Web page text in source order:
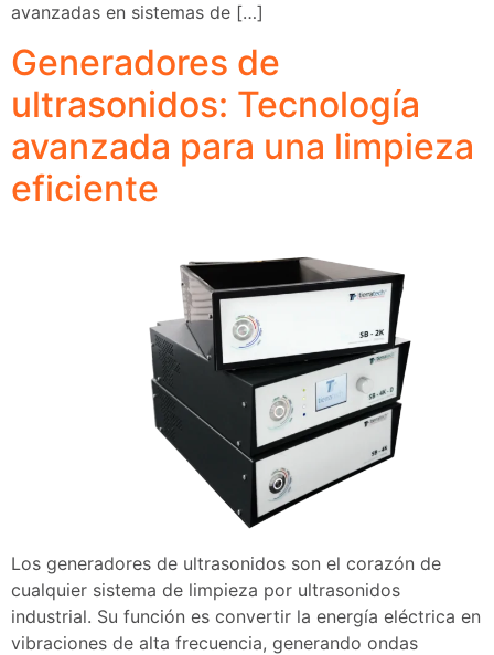
avanzadas en sistemas de […]
Generadores de
ultrasonidos: Tecnología
avanzada para una limpieza
eficiente
Los generadores de ultrasonidos son el corazón de
cualquier sistema de limpieza por ultrasonidos
industrial. Su función es convertir la energía eléctrica en
vibraciones de alta frecuencia, generando ondas